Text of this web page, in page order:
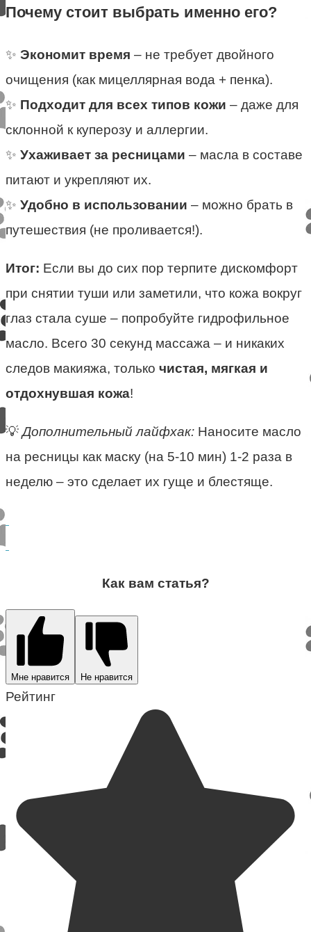
Почему стоит выбрать именно его?
✨ Экономит время – не требует двойного
очищения (как мицеллярная вода + пенка).
✨ Подходит для всех типов кожи – даже для
склонной к куперозу и аллергии.
✨ Ухаживает за ресницами – масла в составе
питают и укрепляют их.
✨ Удобно в использовании – можно брать в
путешествия (не проливается!).
Итог: Если вы до сих пор терпите дискомфорт
при снятии туши или заметили, что кожа вокруг
глаз стала суше – попробуйте гидрофильное
масло. Всего 30 секунд массажа – и никаких
следов макияжа, только чистая, мягкая и
отдохнувшая кожа!
💡Дополнительный лайфхак: Наносите масло
на ресницы как маску (на 5-10 мин) 1-2 раза в
неделю – это сделает их гуще и блестяще.
Как вам статья?
Мне нравится Не нравится
Рейтинг